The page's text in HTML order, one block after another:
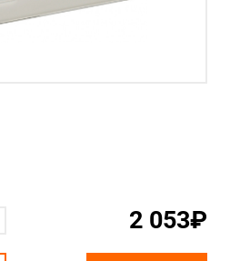
2 053₽